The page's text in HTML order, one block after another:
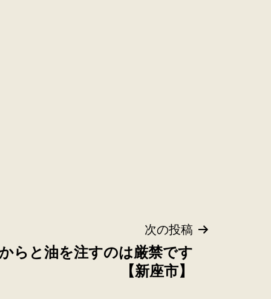
次の投稿
らと油を注すのは厳禁です
【新座市】